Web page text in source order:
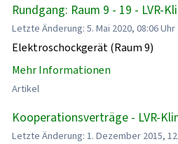
Rundgang: Raum 9 - 19 - LVR-
Letzte Änderung: 5. Mai 2020, 08:06 Uhr
Elektroschockgerät (Raum 9)
Mehr Informationen
Artikel
Kooperationsverträge - LVR-
Letzte Änderung: 1. Dezember 2015,